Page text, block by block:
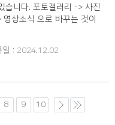
습니다. 포토갤러리 -> 사진
상소식 으로 바꾸는 것이
일 : 2024.12.02
8 9 10